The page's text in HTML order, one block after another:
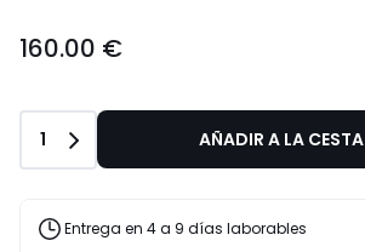
€.
160.00 €
Cantidad
1 AÑADIR A LA CESTA
Entrega en 4 a 9 días laborables